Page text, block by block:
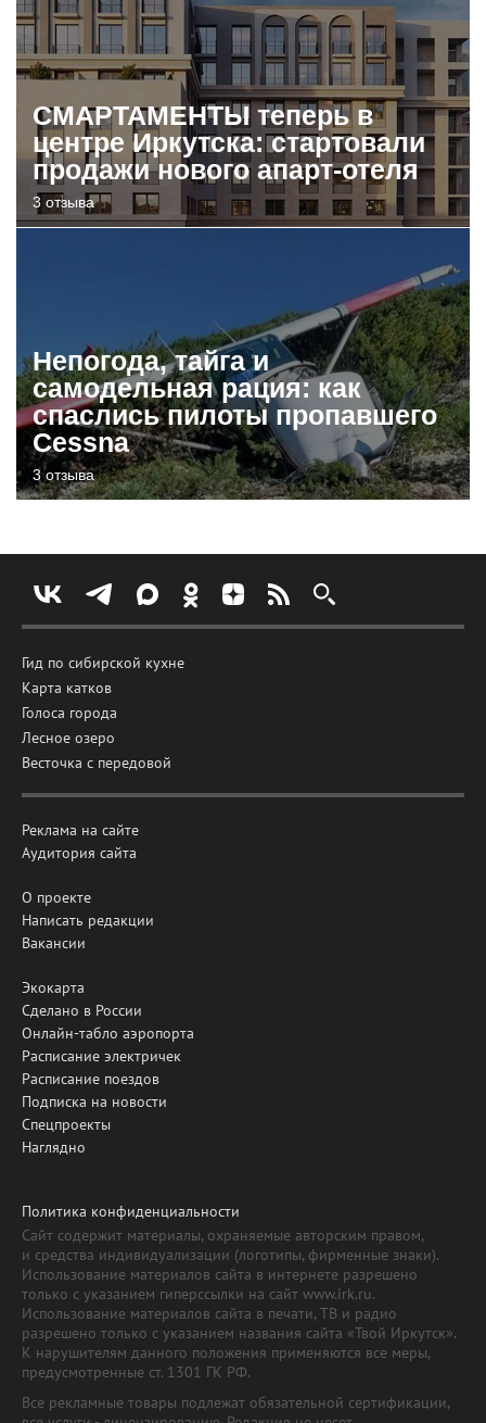
СМАРТАМЕНТЫ теперь в
центре Иркутска: стартовали
продажи нового апарт-отеля
3 отзыва
Непогода, тайга и
самодельная рация: как
спаслись пилоты пропавшего
Cessna
3 отзыва
Гид по сибирской кухне
Карта катков
Голоса города
Лесное озеро
Весточка с передовой
Реклама на сайте
Аудитория сайта
О проекте
Написать редакции
Вакансии
Экокарта
Сделано в России
Онлайн-табло аэропорта
Расписание электричек
Расписание поездов
Подписка на новости
Спецпроекты
Наглядно
Политика конфиденциальности
Сайт содержит материалы, охраняемые авторским правом,
и средства индивидуализации (логотипы, фирменные знаки).
Использование материалов сайта в интернете разрешено
только с указанием гиперссылки на сайт www.irk.ru.
Использование материалов сайта в печати, ТВ и радио
разрешено только с указанием названия сайта «Твой Иркутск».
К нарушителям данного положения применяются все меры,
предусмотренные ст. 1301 ГК РФ.
Все рекламные товары подлежат обязательной сертификации,